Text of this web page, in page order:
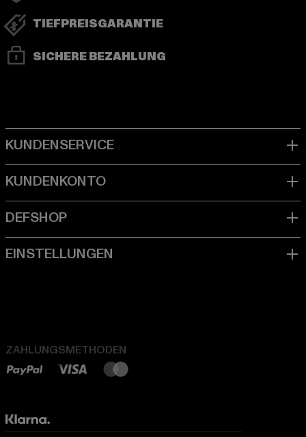
TIEFPREISGARANTIE
SICHERE BEZAHLUNG
ZAHLUNGSMETHODEN